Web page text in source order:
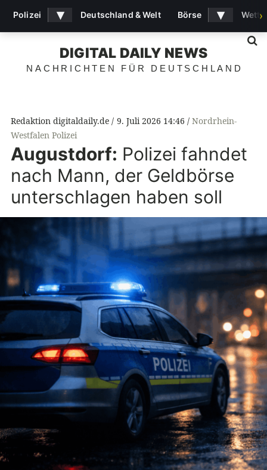
DIGITAL DAILY NEWS
NACHRICHTEN FÜR DEUTSCHLAND
Redaktion digitaldaily.de 9. Juli 2026 14:46
Nordrhein-
Westfalen Polizei
Augustdorf: Polizei fahndet
nach Mann, der Geldbörse
unterschlagen haben soll
Polizei ▾ Deutschland & Welt Börse ▾ ›